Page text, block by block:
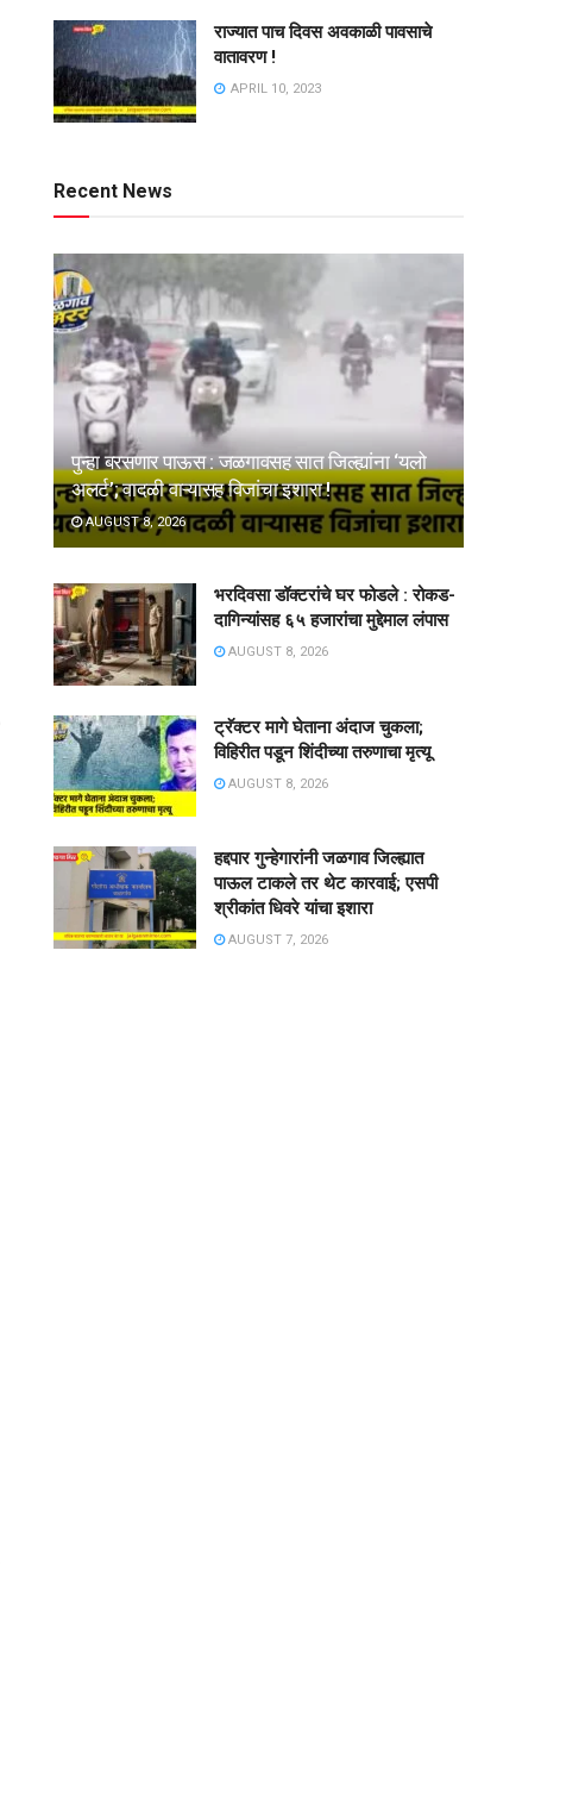
राज्यात पाच दिवस अवकाळी पावसाचे
वातावरण !
APRIL 10, 2023
Recent News
पुन्हा बरसणार पाऊस : जळगावसह सात जिल्ह्यांना ‘यलो
अलर्ट’; वादळी वाऱ्यासह विजांचा इशारा !
AUGUST 8, 2026
भरदिवसा डॉक्टरांचे घर फोडले : रोकड-
दागिन्यांसह ६५ हजारांचा मुद्देमाल लंपास
AUGUST 8, 2026
ट्रॅक्टर मागे घेताना अंदाज चुकला;
विहिरीत पडून शिंदीच्या तरुणाचा मृत्यू
AUGUST 8, 2026
हद्दपार गुन्हेगारांनी जळगाव जिल्ह्यात
पाऊल टाकले तर थेट कारवाई; एसपी
श्रीकांत धिवरे यांचा इशारा
AUGUST 7, 2026